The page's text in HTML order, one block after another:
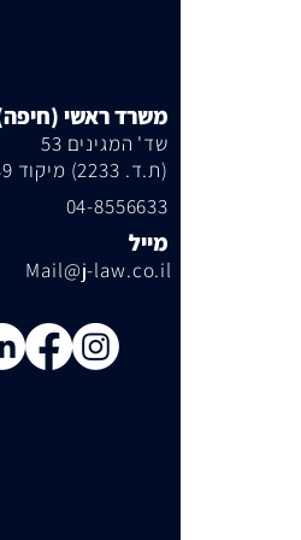
משרד ראשי
שד' המגינים 53
(ת.ד. 2233) מיקוד 3303139.
04-8556633
מייל
Mail@j-law.co.il